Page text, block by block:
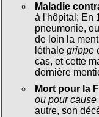
Maladie
à l'hôpital; En
pneumonie, ou
de loin la
léthale grippe
cas, et cette
dernière
Mort pour la
ou pour
autre, son